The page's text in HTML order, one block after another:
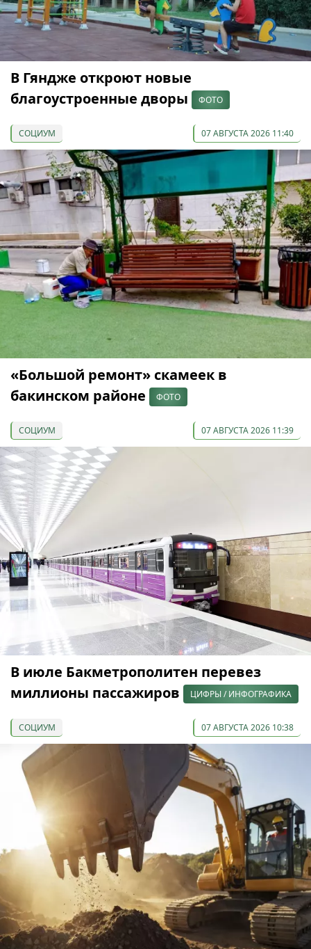
В Гяндже откроют новые
благоустроенные дворы
ФОТО
СОЦИУМ 07 АВГУСТА 2026 11:40
«Большой ремонт» скамеек в
бакинском районе
ФОТО
СОЦИУМ 07 АВГУСТА 2026 11:39
В июле Бакметрополитен перевез
миллионы пассажиров
ЦИФРЫ / ИНФОГРАФИКА
СОЦИУМ 07 АВГУСТА 2026 10:38